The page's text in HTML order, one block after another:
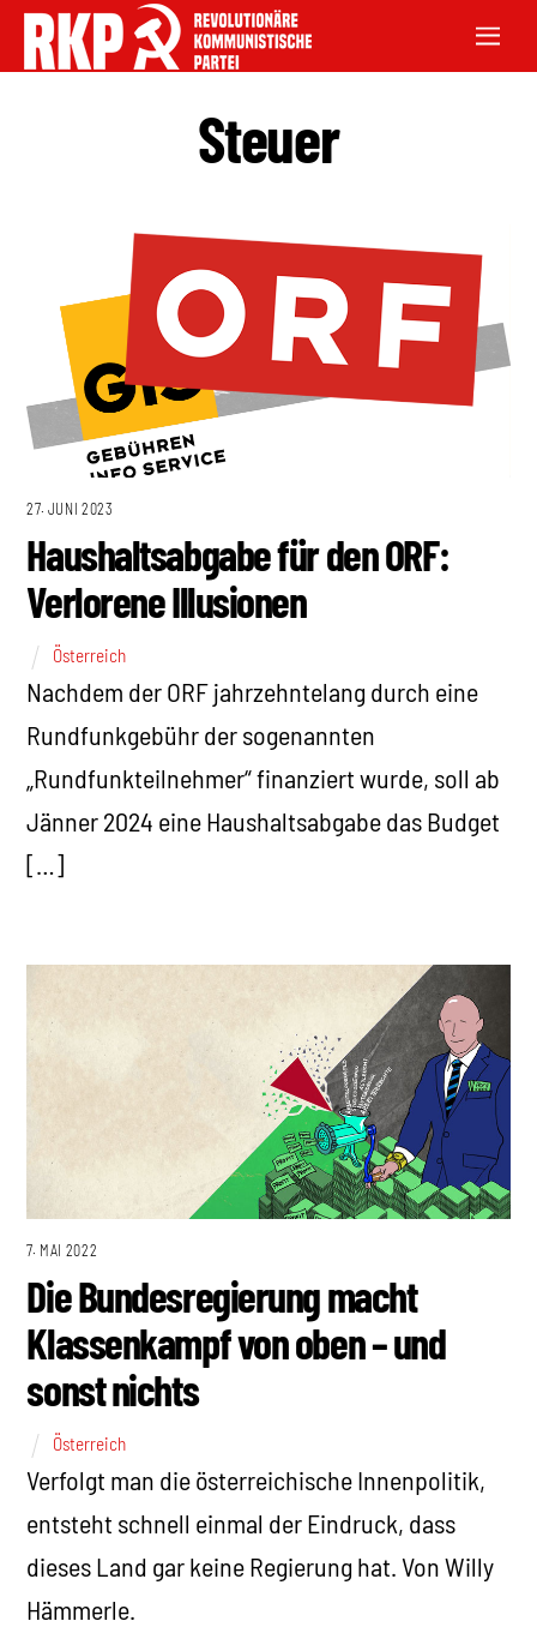
Steuer
27. JUNI 2023
Haushaltsabgabe für den ORF:
Verlorene Illusionen
Österreich
Nachdem der ORF jahrzehntelang durch eine
Rundfunkgebühr der sogenannten
„Rundfunkteilnehmer“ finanziert wurde, soll ab
Jänner 2024 eine Haushaltsabgabe das Budget
[…]
7. MAI 2022
Die Bundesregierung macht
Klassenkampf von oben – und
sonst nichts
Österreich
Verfolgt man die österreichische Innenpolitik,
entsteht schnell einmal der Eindruck, dass
dieses Land gar keine Regierung hat. Von Willy
Hämmerle.